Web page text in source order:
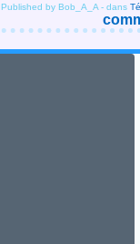
Published by Bob_A_A - dans